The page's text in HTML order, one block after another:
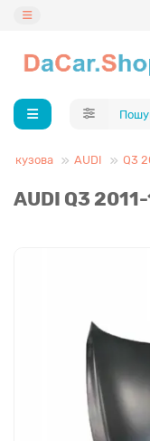
кузова AUDI Q3
AUDI Q3